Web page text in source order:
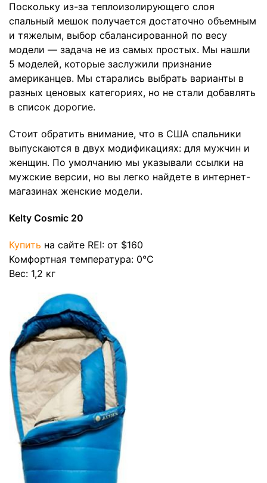
Поскольку из-за теплоизолирующего слоя
спальный мешок получается достаточно объемным
и тяжелым, выбор сбалансированной по весу
модели — задача не из самых простых. Мы нашли
5 моделей, которые заслужили признание
американцев. Мы старались выбрать варианты в
разных ценовых категориях, но не стали добавлять
в список дорогие.
Стоит обратить внимание, что в США спальники
выпускаются в двух модификациях: для мужчин и
женщин. По умолчанию мы указывали ссылки на
мужские версии, но вы легко найдете в интернет-
магазинах женские модели.
Kelty Cosmic 20
Купить на сайте REI: от $160
Комфортная температура: 0°C
Вес: 1,2 кг